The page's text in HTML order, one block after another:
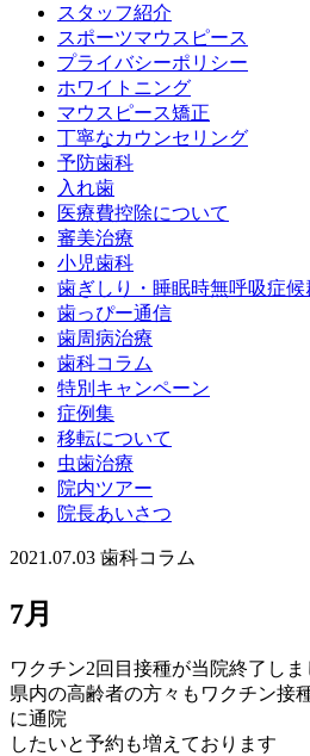
スタッフ紹介
スポーツマウスピース
プライバシーポリシー
ホワイトニング
マウスピース矯正
丁寧なカウンセリング
予防歯科
入れ歯
医療費控除について
審美治療
小児歯科
歯ぎしり・睡眠時無呼吸症候
歯っぴー通信
歯周病治療
歯科コラム
特別キャンペーン
症例集
移転について
虫歯治療
院内ツアー
院長あいさつ
2021.07.03 歯科コラム
7月
ワクチン2回目接種が当院終了しま
県内の高齢者の方々もワクチン接
に通院
したいと予約も増えております